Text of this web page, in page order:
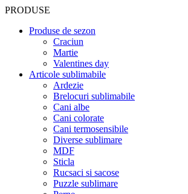
PRODUSE
Produse de sezon
Craciun
Martie
Valentines day
Articole sublimabile
Ardezie
Brelocuri sublimabile
Cani albe
Cani colorate
Cani termosensibile
Diverse sublimare
MDF
Sticla
Rucsaci si sacose
Puzzle sublimare